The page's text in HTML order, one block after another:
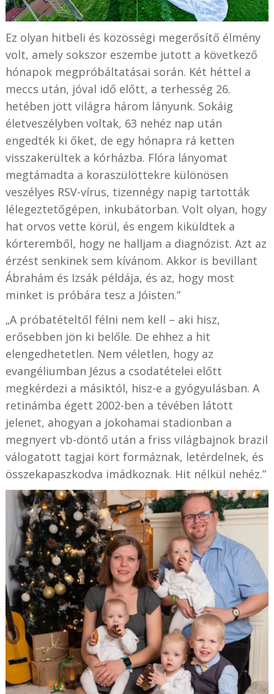
Ez olyan hitbeli és közösségi megerősítő élmény
volt, amely sokszor eszembe jutott a következő
hónapok megpróbáltatásai során. Két héttel a
meccs után, jóval idő előtt, a terhesség 26.
hetében jött világra három lányunk. Sokáig
életveszélyben voltak, 63 nehéz nap után
engedték ki őket, de egy hónapra rá ketten
visszakerültek a kórházba. Flóra lányomat
megtámadta a koraszülöttekre különösen
veszélyes RSV-vírus, tizennégy napig tartották
lélegeztetőgépen, inkubátorban. Volt olyan, hogy
hat orvos vette körül, és engem kiküldtek a
kórteremből, hogy ne halljam a diagnózist. Azt az
érzést senkinek sem kívánom. Akkor is bevillant
Ábrahám és Izsák példája, és az, hogy most
minket is próbára tesz a Jóisten.”
„A próbatételtől félni nem kell – aki hisz,
erősebben jön ki belőle. De ehhez a hit
elengedhetetlen. Nem véletlen, hogy az
evangéliumban Jézus a csodatételei előtt
megkérdezi a másiktól, hisz-e a gyógyulásban. A
retinámba égett 2002-ben a tévében látott
jelenet, ahogyan a jokohamai stadionban a
megnyert vb-döntő után a friss világbajnok brazil
válogatott tagjai kört formáznak, letérdelnek, és
összekapaszkodva imádkoznak. Hit nélkül nehéz.”